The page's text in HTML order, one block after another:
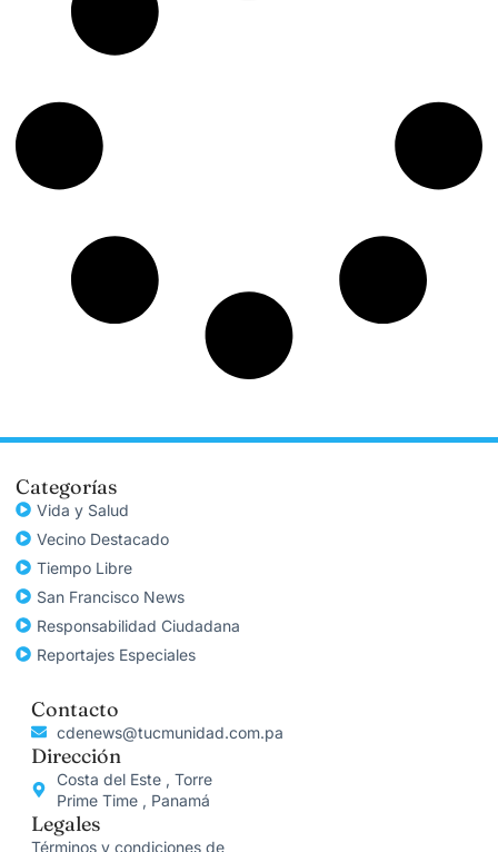
Categorías
Vida y Salud
Vecino Destacado
Tiempo Libre
San Francisco News
Responsabilidad Ciudadana
Reportajes Especiales
Contacto
cdenews@tucmunidad.com.pa
Dirección
Costa del Este , Torre
Prime Time , Panamá
Legales
Términos y condiciones de